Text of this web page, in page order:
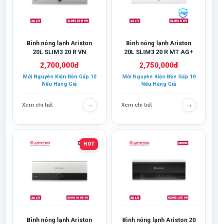
Bình nóng lạnh Ariston
20L SLIM3 20 R VN
2,700,000đ
Mới Nguyên Kiện Đền Gấp 10
Nếu Hàng Giả
Xem chi tiết →
Bình nóng lạnh Ariston
20L SLIM3 20 R MT AG+
2,750,000đ
Mới Nguyên Kiện Đền Gấp 10
Nếu Hàng Giả
Xem chi tiết →
HOT
Bình nóng lạnh Ariston
Bình nóng lạnh Ariston 20